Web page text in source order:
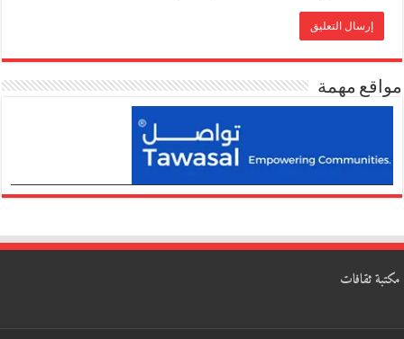
مواقع مهمة
مكتبة ثقافات